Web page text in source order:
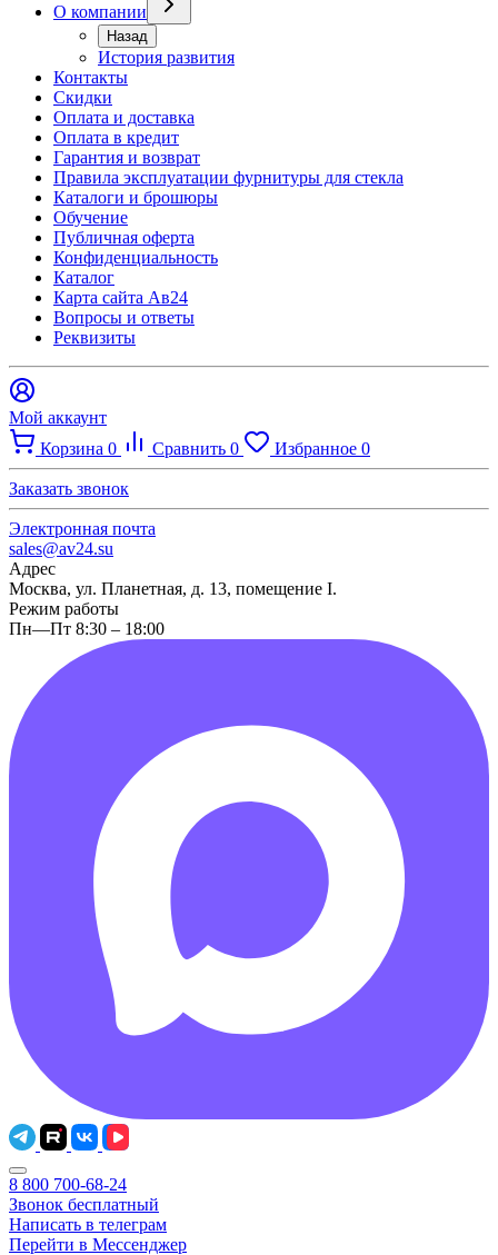
О компании
Назад
История развития
Контакты
Скидки
Оплата и доставка
Оплата в кредит
Гарантия и возврат
Правила эксплуатации фурнитуры для стекла
Каталоги и брошюры
Обучение
Публичная оферта
Конфиденциальность
Каталог
Карта сайта Ав24
Вопросы и ответы
Реквизиты
Мой аккаунт
Корзина 0 Сравнить 0 Избранное 0
Заказать звонок
Электронная почта
sales@av24.su
Адрес
Москва, ул. Планетная, д. 13, помещение I.
Режим работы
Пн—Пт 8:30 – 18:00
8 800 700-68-24
Звонок бесплатный
Написать в телеграм
Перейти в Мессенджер